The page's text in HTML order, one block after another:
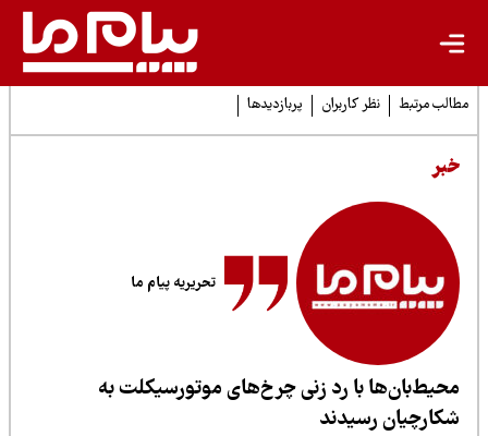
مرتبط نظر کاربران پربازدیدها
تحریریه پیام ما
با رد زنی چرخ‌های موتورسیکلت به
رسیدند